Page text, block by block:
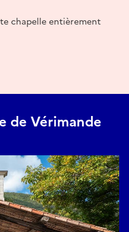
chapelle entièrement
de Vérimande